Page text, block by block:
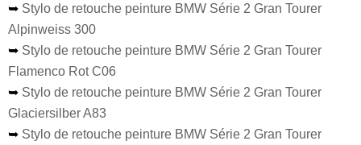
➥ Stylo de retouche peinture BMW Série 2 Gran Tourer
Alpinweiss 300
➥ Stylo de retouche peinture BMW Série 2 Gran Tourer
Flamenco Rot C06
➥ Stylo de retouche peinture BMW Série 2 Gran Tourer
Glaciersilber A83
➥ Stylo de retouche peinture BMW Série 2 Gran Tourer